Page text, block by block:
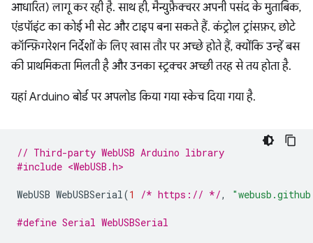
आधारित) लागू कर रही है. साथ ही, मैन्युफ़ैक्चरर अपनी पसंद के मुताबिक,
एंडपॉइंट का कोई भी सेट और टाइप बना सकते हैं. कंट्रोल ट्रांसफ़र, छोटे
कॉन्फ़िगरेशन निर्देशों के लिए खास तौर पर अच्छे होते हैं, क्योंकि उन्हें बस
की प्राथमिकता मिलती है और उनका स्ट्रक्चर अच्छी तरह से तय होता है.
यहां Arduino बोर्ड पर अपलोड किया गया स्केच दिया गया है.
// Third-party WebUSB Arduino library
#include <WebUSB.h>
WebUSB WebUSBSerial(1 /* https:// */,
#define Serial WebUSBSerial